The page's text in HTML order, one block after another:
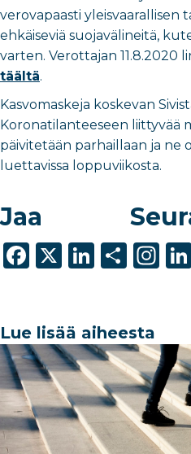
verovapaasti
ehkäiseviä suojavälineitä,
varten. Verottajan 11.8.2020
täältä.
Kasvomaskeja koskevan
Koronatilanteeseen liittyvää
päivitetään parhaillaan ja ne
luettavissa loppuviikosta.
Jaa
F
e
b
o
o
k
X
Li
e
dI
n
S
e
In
ra
m
Lue lisää aiheesta